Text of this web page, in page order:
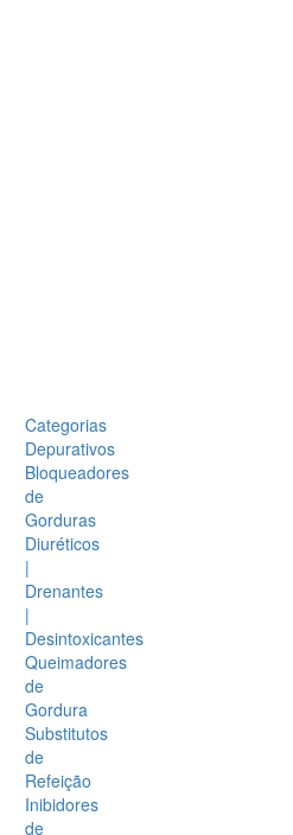
Categorias
Depurativos
Bloqueadores
de
Gorduras
Diuréticos
|
Drenantes
|
Desintoxicantes
Queimadores
de
Gordura
Substitutos
de
Refeição
Inibidores
de